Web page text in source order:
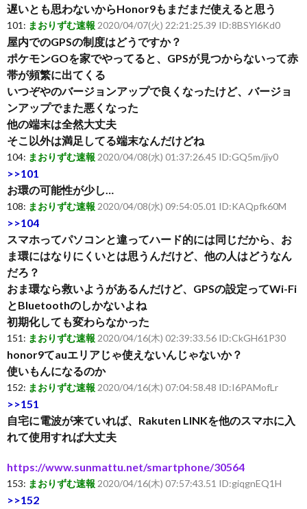
遅いとも思わないからHonor9もまだまだ使えると思う
101: まおりずむ速報 2020/04/07(火) 22:21:25.39 ID:8BSYl6Kd0
屋内でのGPSの制度はどうですか？
ポケモンGOを家でやってると、GPSが見つからないって赤
帯が頻繁に出てくる
いつぞやのバージョンアップで良くなったけど、バージョ
ンアップでまた悪くなった
他の端末は全然大丈夫
そこ以外は満足してる端末なんだけどね
104: まおりずむ速報 2020/04/08(水) 01:37:26.45 ID:GQ5m/jiy0
>>101
お環の可能性が少し…
108: まおりずむ速報 2020/04/08(水) 09:54:05.01 ID:KAQpfk60M
>>104
スマホってパソコンと違ってハード的には同じだから、お
ま環にはなりにくいとは思うんだけど、他の人はどうなん
だろ？
おま環なら救いようがあるんだけど、GPSの設定ってWi-Fi
とBluetoothのしかないよね
初期化しても変わらなかった
151: まおりずむ速報 2020/04/16(木) 02:39:33.56 ID:CkGH61P30
honor9てauエリアじゃ使えないんじゃないか？
使いもんになるのか
152: まおりずむ速報 2020/04/16(木) 07:04:58.48 ID:I6PAMofLr
>>151
自宅に電波が来ていれば、Rakuten LINKを他のスマホに入
れて使用すれば大丈夫
https://www.sunmattu.net/smartphone/30564
153: まおりずむ速報 2020/04/16(木) 07:57:43.51 ID:giqgnEQ1H
>>152